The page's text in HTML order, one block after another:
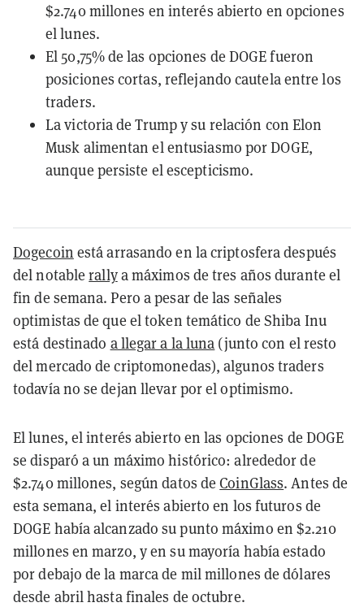
$2.740 millones en interés abierto en opciones
el lunes.
El 50,75% de las opciones de DOGE fueron
posiciones cortas, reflejando cautela entre los
traders.
La victoria de Trump y su relación con Elon
Musk alimentan el entusiasmo por DOGE,
aunque persiste el escepticismo.
Dogecoin está arrasando en la criptosfera después
del notablerallya máximos de tres años durante el
fin de semana. Pero a pesar de las señales
optimistas de que el token temático de Shiba Inu
está destinado a llegar a la luna (junto con el resto
del mercado de criptomonedas), algunos traders
todavía no se dejan llevar por el optimismo.
El lunes, el interés abierto en las opciones de DOGE
se disparó a un máximo histórico: alrededor de
$2.740 millones, según datos deCoinGlass. Antes de
esta semana, el interés abierto en los futuros de
DOGE había alcanzado su punto máximo en $2.210
millones en marzo, y en su mayoría había estado
por debajo de la marca de mil millones de dólares
desde abril hasta finales de octubre.